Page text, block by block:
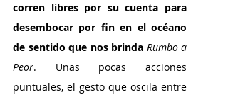
corren libres por su cuenta para
desembocar por fin en el océano
de sentido que nos brinda Rumbo a
Peor. Unas pocas acciones
puntuales, el gesto que oscila entre